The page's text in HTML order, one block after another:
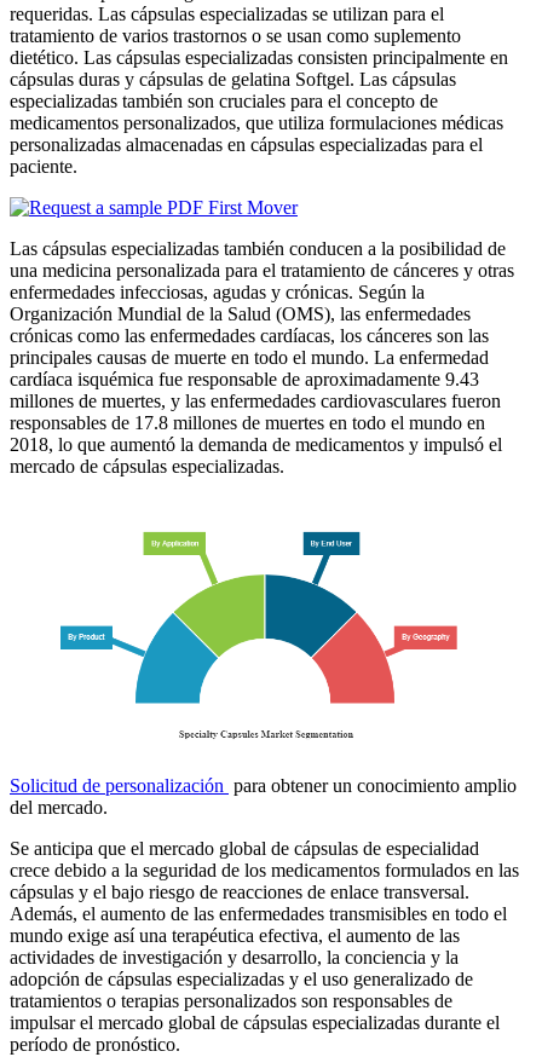
requeridas. Las cápsulas especializadas se utilizan para el
tratamiento de varios trastornos o se usan como suplemento
dietético. Las cápsulas especializadas consisten principalmente en
cápsulas duras y cápsulas de gelatina Softgel. Las cápsulas
especializadas también son cruciales para el concepto de
medicamentos personalizados, que utiliza formulaciones médicas
personalizadas almacenadas en cápsulas especializadas para el
paciente.
Las cápsulas especializadas también conducen a la posibilidad de
una medicina personalizada para el tratamiento de cánceres y otras
enfermedades infecciosas, agudas y crónicas. Según la
Organización Mundial de la Salud (OMS), las enfermedades
crónicas como las enfermedades cardíacas, los cánceres son las
principales causas de muerte en todo el mundo. La enfermedad
cardíaca isquémica fue responsable de aproximadamente 9.43
millones de muertes, y las enfermedades cardiovasculares fueron
responsables de 17.8 millones de muertes en todo el mundo en
2018, lo que aumentó la demanda de medicamentos y impulsó el
mercado de cápsulas especializadas.
Solicitud de personalización para obtener un conocimiento amplio
del mercado.
Se anticipa que el mercado global de cápsulas de especialidad
crece debido a la seguridad de los medicamentos formulados en las
cápsulas y el bajo riesgo de reacciones de enlace transversal.
Además, el aumento de las enfermedades transmisibles en todo el
mundo exige así una terapéutica efectiva, el aumento de las
actividades de investigación y desarrollo, la conciencia y la
adopción de cápsulas especializadas y el uso generalizado de
tratamientos o terapias personalizados son responsables de
impulsar el mercado global de cápsulas especializadas durante el
período de pronóstico.